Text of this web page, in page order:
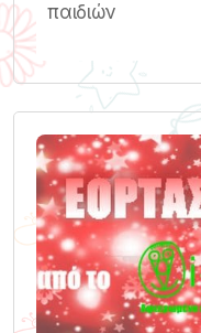
παιδιών